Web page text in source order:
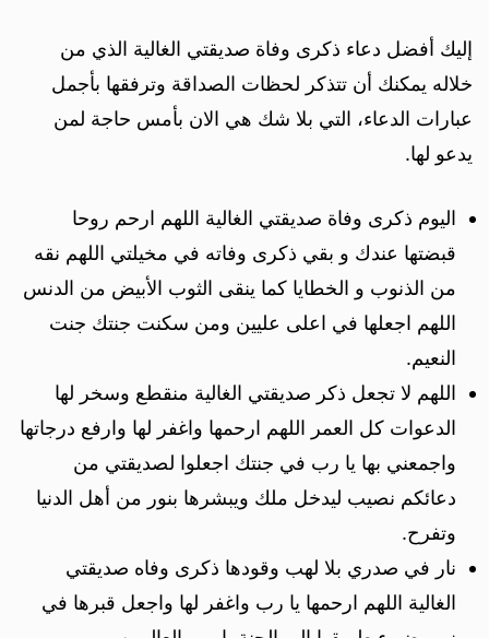
إليك أفضل دعاء ذكرى وفاة صديقتي الغالية الذي من
خلاله يمكنك أن تتذكر لحظات الصداقة وترفقها بأجمل
عبارات الدعاء، التي بلا شك هي الان بأمس حاجة لمن
يدعو لها.
اليوم ذكرى وفاة صديقتي الغالية اللهم ارحم روحا
قبضتها عندك و بقي ذكرى وفاته في مخيلتي اللهم نقه
من الذنوب و الخطايا كما ينقى الثوب الأبيض من الدنس
اللهم اجعلها في اعلى عليين ومن سكنت جنتك جنت
النعيم.
اللهم لا تجعل ذكر صديقتي الغالية منقطع وسخر لها
الدعوات كل العمر اللهم ارحمها واغفر لها وارفع درجاتها
واجمعني بها يا رب في جنتك اجعلوا لصديقتي من
دعائكم نصيب ليدخل ملك ويبشرها بنور من أهل الدنيا
وتفرح.
نار في صدري بلا لهب وقودها ذكرى وفاه صديقتي
الغالية اللهم ارحمها يا رب واغفر لها واجعل قبرها في